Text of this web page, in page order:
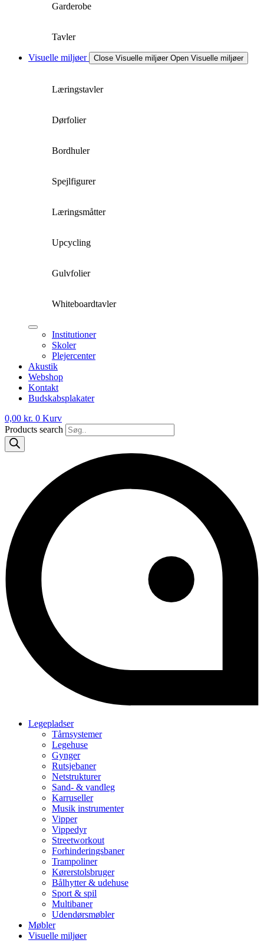
Garderobe
Tavler
Visuelle miljøer Close Visuelle miljøer Open Visuelle miljøer
Læringstavler
Dørfolier
Bordhuler
Spejlfigurer
Læringsmåtter
Upcycling
Gulvfolier
Whiteboardtavler
Institutioner
Skoler
Plejercenter
Akustik
Webshop
Kontakt
Budskabsplakater
0,00 kr. 0 Kurv
Products search
Legepladser
Tårnsystemer
Legehuse
Gynger
Rutsjebaner
Netstrukturer
Sand- & vandleg
Karruseller
Musik instrumenter
Vipper
Vippedyr
Streetworkout
Forhinderingsbaner
Trampoliner
Kørerstolsbruger
Bålhytter & udehuse
Sport & spil
Multibaner
Udendørsmøbler
Møbler
Visuelle miljøer